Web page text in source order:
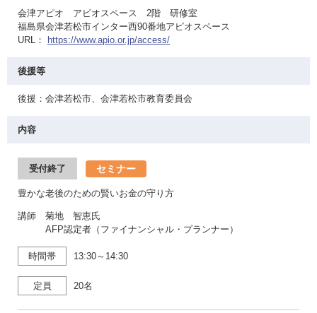
会津アピオ アピオスペース 2階 研修室
福島県会津若松市インター西90番地アピオスペース
URL：
https://www.apio.or.jp/access/
後援等
後援：会津若松市、会津若松市教育委員会
内容
受付終了 セミナー
豊かな老後のための賢いお金の守り方
講師 菊地 智恵氏
AFP認定者（ファイナンシャル・プランナー）
時間帯 13:30～14:30
定員 20名